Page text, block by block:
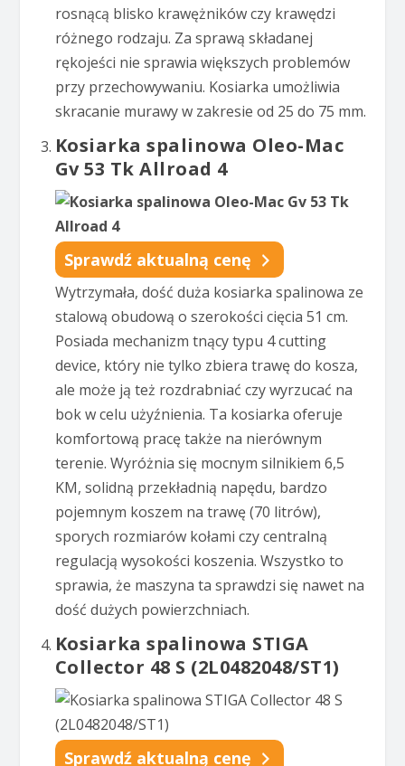
rosnącą blisko krawężników czy krawędzi
różnego rodzaju. Za sprawą składanej
rękojeści nie sprawia większych problemów
przy przechowywaniu. Kosiarka umożliwia
skracanie murawy w zakresie od 25 do 75 mm.
Kosiarka spalinowa Oleo-Mac
Gv 53 Tk Allroad 4
Sprawdź aktualną cenę
Wytrzymała, dość duża kosiarka spalinowa ze
stalową obudową o szerokości cięcia 51 cm.
Posiada mechanizm tnący typu 4 cutting
device, który nie tylko zbiera trawę do kosza,
ale może ją też rozdrabniać czy wyrzucać na
bok w celu użyźnienia. Ta kosiarka oferuje
komfortową pracę także na nierównym
terenie. Wyróżnia się mocnym silnikiem 6,5
KM, solidną przekładnią napędu, bardzo
pojemnym koszem na trawę (70 litrów),
sporych rozmiarów kołami czy centralną
regulacją wysokości koszenia. Wszystko to
sprawia, że maszyna ta sprawdzi się nawet na
dość dużych powierzchniach.
Kosiarka spalinowa STIGA
Collector 48 S (2L0482048/ST1)
Sprawdź aktualną cenę